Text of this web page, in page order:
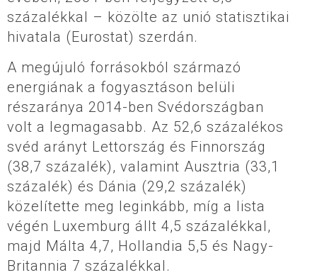
százalékkal – közölte az unió statisztikai
hivatala (Eurostat) szerdán.
A megújuló forrásokból származó
energiának a fogyasztáson belüli
részaránya 2014-ben Svédországban
volt a legmagasabb. Az 52,6 százalékos
svéd arányt Lettország és Finnország
(38,7 százalék), valamint Ausztria (33,1
százalék) és Dánia (29,2 százalék)
közelítette meg leginkább, míg a lista
végén Luxemburg állt 4,5 százalékkal,
majd Málta 4,7, Hollandia 5,5 és Nagy-
Britannia 7 százalékkal.